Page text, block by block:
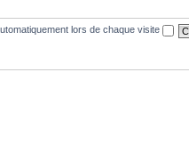
lors de chaque visite